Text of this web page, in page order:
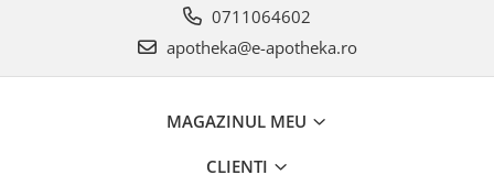
0711064602
apotheka@e-apotheka.ro
MAGAZINUL MEU
CLIENTI